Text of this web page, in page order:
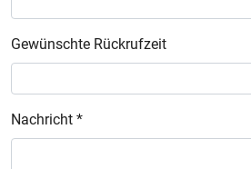
Gewünschte Rückrufzeit
Nachricht *